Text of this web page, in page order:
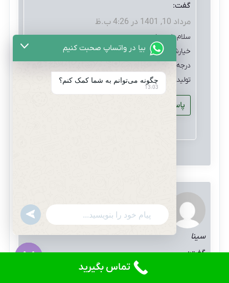
گفت:
مرداد 10, 1401 در 4:26 ب.ظ
سلام بله جناب محسنی
خیارشور تولیدی ما در سایزهای سوپرویژه، ویژه، ممتازو
درجه یک می باشد که دربسته بندی شیشه، حلب و دبه
تولید می شود.
پاسخ
سینا
گفت:
تماس بگیرید
بیا در واتساپ صحبت کنیم
چگونه می‌توانم به شما کمک کنم؟
13:03
WhatsApp
Message
undefined